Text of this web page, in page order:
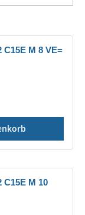
C15E M 8 VE=
C15E M 10